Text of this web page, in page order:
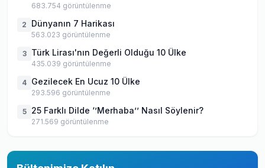
683.754 görüntülenme
2 Dünyanın 7 Harikası
563.023 görüntülenme
3 Türk Lirası'nın Değerli Olduğu 10 Ülke
435.039 görüntülenme
4 Gezilecek En Ucuz 10 Ülke
293.596 görüntülenme
5 25 Farklı Dilde ‘’Merhaba’’ Nasıl Söylenir?
271.569 görüntülenme